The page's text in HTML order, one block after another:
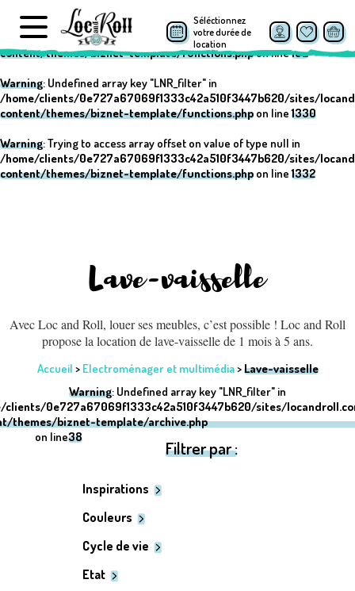
Warning: Undefined array key "post_type" in
/home/clients/0e727a67069f1333c42a510f3447b620/sites/
content/themes/biznet-template/functions.phpon line152
Warning: Undefined array key "LNR_filter" in
/home/clients/0e727a67069f1333c42a510f3447b620/sites/
content/themes/biznet-template/functions.php on line1330
Warning: Trying to access array offset on value of type null in
/home/clients/0e727a67069f1333c42a510f3447b620/sites/
content/themes/biznet-template/functions.php on line1332
Séléctionnez
votre durée de
location
Lave-vaisselle
Avec Loc and Roll, louer ses meubles, c’est possible ! Loc and Roll
propose la location de lave-vaisselle de 1 mois à 5 ans.
Accueil > Electroménager et multimédia>Lave-vaisselle
Warning: Undefined array key "LNR_filter" in
clients/0e727a67069f1333c42a510f3447b620/sites/
themes/biznet-template/archive.php
on line38
Filtrer par :
Inspirations
Couleurs
Cycle de vie
Etat